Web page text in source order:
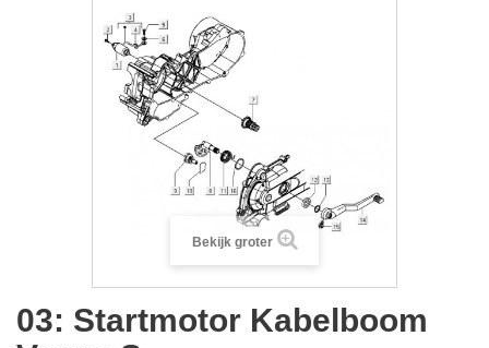
Bekijk groter
03: Startmotor Kabelboom